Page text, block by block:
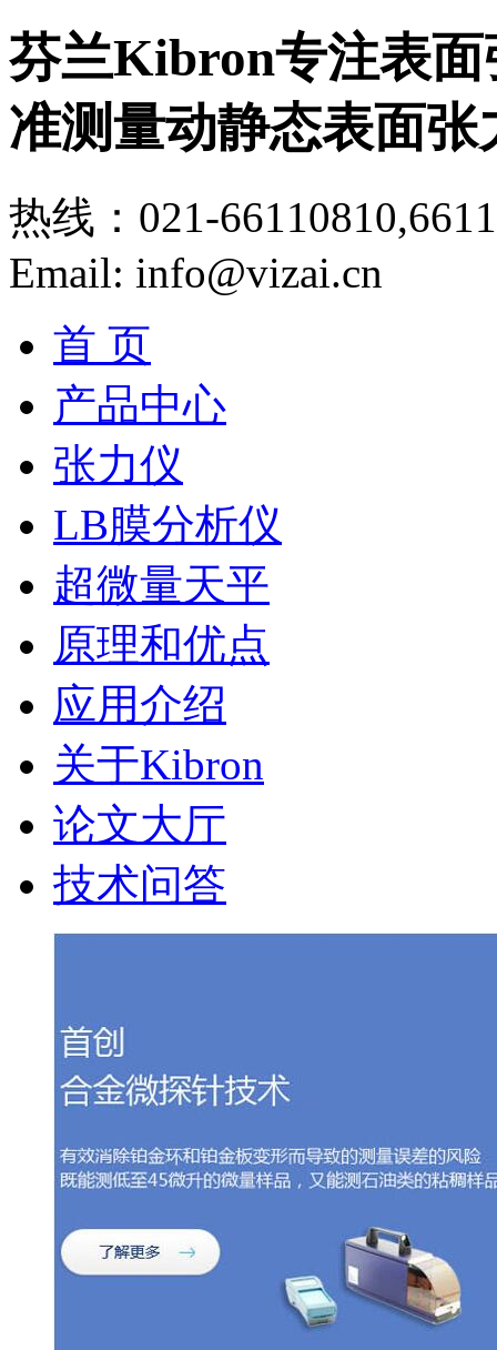
芬兰Kibron专注表
准测量动静态表面张
热线：021-
Email: info@vizai.cn
首 页
产品中心
张力仪
LB膜分析仪
超微量天平
原理和优点
应用介绍
关于Kibron
论文大厅
技术问答